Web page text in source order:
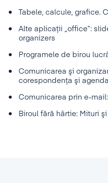
Tabele, calcule, grafice.
Alte aplicaţii „office”:
organizers
Programele de birou
Comunicarea şi
corespondenţa şi agenda
Comunicarea prin e-
Biroul fără hârtie: Mituri